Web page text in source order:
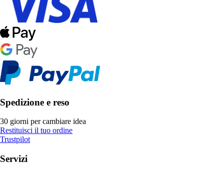
Spedizione e reso
30 giorni per cambiare idea
Restituisci il tuo ordine
Trustpilot
Servizi